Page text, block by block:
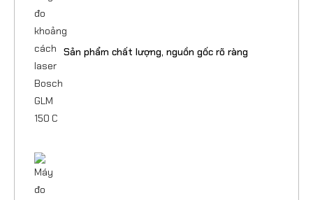
Sản phẩm chất lượng, nguồn gốc rõ ràng